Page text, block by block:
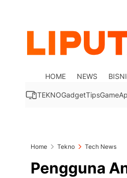
HOME NEWS
TEKNOGadgetTipsGame
Home Tekno Tech News
Pengguna